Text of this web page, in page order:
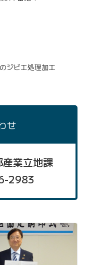
ジビエ処理加工
せ
業立地課
2983